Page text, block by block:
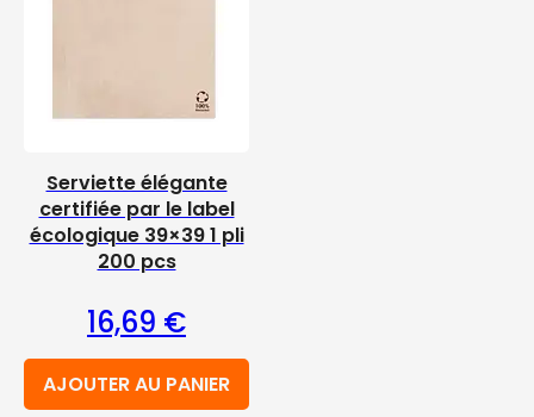
Serviette élégante
certifiée par le label
écologique 39×39 1 pli
200 pcs
16,69 €
AJOUTER AU PANIER